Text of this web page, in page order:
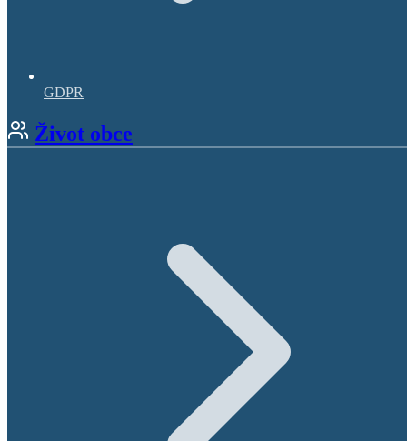
GDPR
Život obce